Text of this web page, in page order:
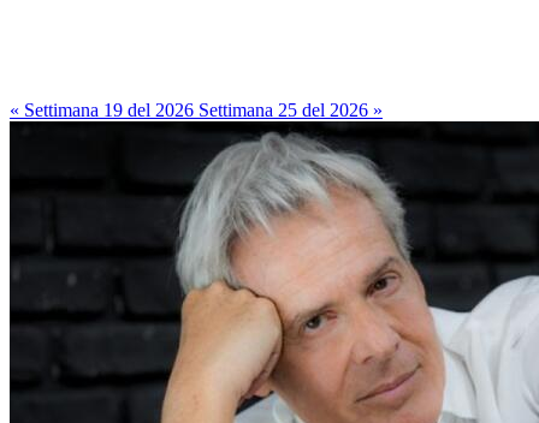
« Settimana 19 del 2026 Settimana 25 del 2026 »